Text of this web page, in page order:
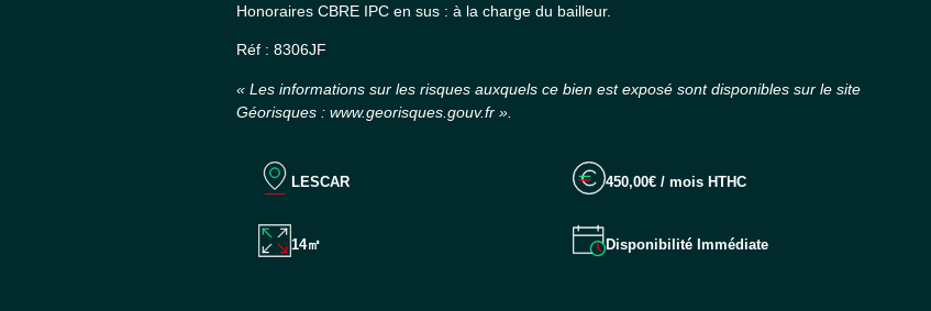
Honoraires CBRE IPC en sus : à la charge du bailleur.
Réf : 8306JF
« Les informations sur les risques auxquels ce bien est exposé sont disponibles sur le site
Géorisques : www.georisques.gouv.fr ».
LESCAR 450,00€ / mois HTHC
14㎡ Disponibilité Immédiate